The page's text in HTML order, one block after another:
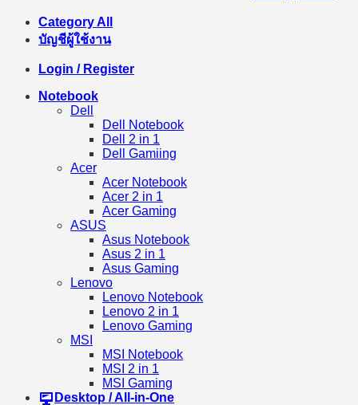
Category All
บัญชีผู้ใช้งาน
Login / Register
Notebook
Dell
Dell Notebook
Dell 2 in 1
Dell Gamiing
Acer
Acer Notebook
Acer 2 in 1
Acer Gaming
ASUS
Asus Notebook
Asus 2 in 1
Asus Gaming
Lenovo
Lenovo Notebook
Lenovo 2 in 1
Lenovo Gaming
MSI
MSI Notebook
MSI 2 in 1
MSI Gaming
Desktop / All-in-One